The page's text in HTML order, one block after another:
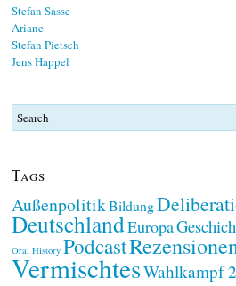
Stefan Sasse
Ariane
Stefan Pietsch
Jens Happel
Tags
AußenpolitikBildung
DeutschlandEuropa
Oral History Podcast
VermischtesWahlkampf